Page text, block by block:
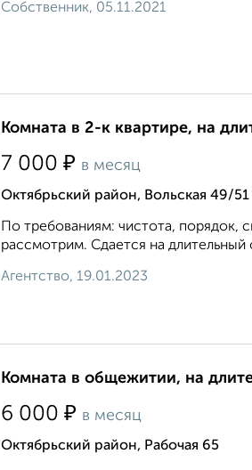
Собственник, 05.11.2021
Комната в 2-к квартире, на
7 000 ₽ в месяц
Октябрьский район, Вольская 49/51
По требованиям: чистота, порядок,
рассмотрим. Сдается на
Агентство, 19.01.2023
Комната в общежитии, на
6 000 ₽ в месяц
Октябрьский район, Рабочая 65